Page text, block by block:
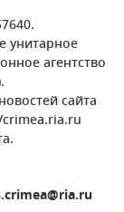
унитарное
агентство
сайта